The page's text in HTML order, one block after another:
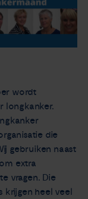
wordt
longkanker.
die
gebruiken naast
extra
vragen. Die
krijgen heel veel